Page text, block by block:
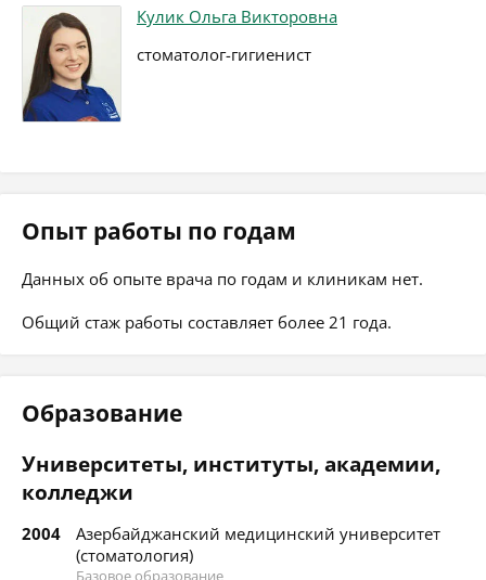
Кулик Ольга Викторовна
стоматолог-гигиенист
Опыт работы по годам
Данных об опыте врача по годам и клиникам нет.
Общий стаж работы составляет более 21 года.
Образование
Университеты, институты, академии,
колледжи
2004
Азербайджанский медицинский университет
(стоматология)
Базовое образование